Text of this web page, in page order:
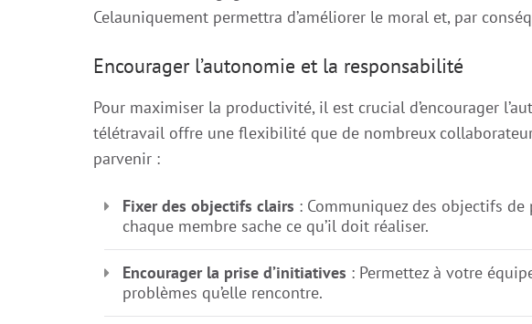
Celauniquement permettra d’améliorer le moral et, par
Encourager l’autonomie et la responsabilité
Pour maximiser la productivité, il est crucial d’encourager
télétravail offre une flexibilité que de nombreux
parvenir :
Fixer des objectifs clairs : Communiquez des objectifs
chaque membre sache ce qu’il doit réaliser.
Encourager la prise d’initiatives : Permettez à votre
problèmes qu’elle rencontre.